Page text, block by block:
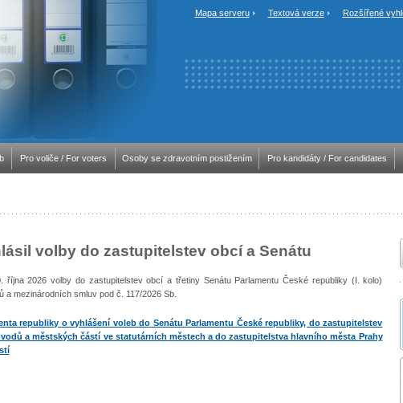
Mapa serveru Textová verze Rozšířené
Pro voliče / For voters Osoby se zdravotním postižením Pro kandidáty / For candidates
volby do zastupitelstev obcí a Senátu
října 2026 volby do zastupitelstev obcí a třetiny Senátu Parlamentu České republiky (I. kolo)
mezinárodních smluv pod č. 117/2026 Sb.
republiky o vyhlášení voleb do Senátu Parlamentu České republiky, do zastupitelstev
a městských částí ve statutárních městech a do zastupitelstva hlavního města Prahy